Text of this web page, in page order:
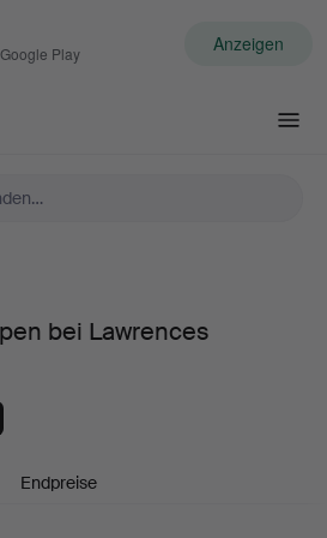
Play Anzeigen
bei Lawrences
Endpreise